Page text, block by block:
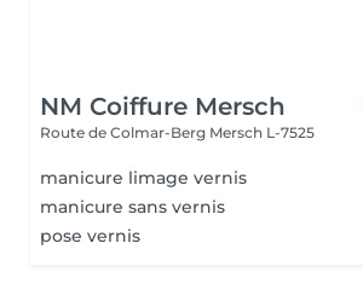
NM Coiffure Mersch
Route de Colmar-Berg Mersch L-7525
manicure limage vernis
manicure sans vernis
pose vernis